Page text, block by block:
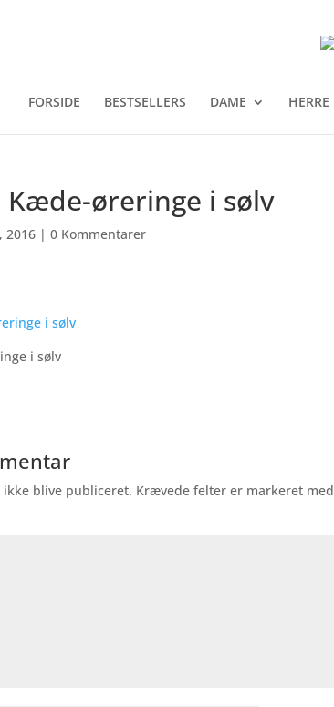
FORSIDE BESTSELLERS DAME HERRE
Kæde-øreringe i sølv
2016 | 0 Kommentarer
i sølv
blive publiceret. Krævede felter er markeret med